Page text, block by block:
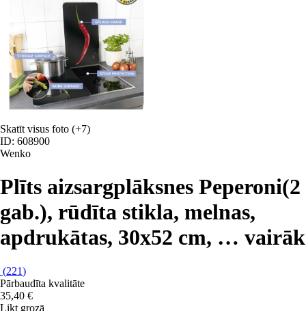
Skatīt visus foto (+7)
ID: 608900
Wenko
Plīts aizsargplāksnes Peperoni(2
gab.), rūdīta stikla, melnas,
apdrukātas, 30x52 cm, … vairāk
(221)
Pārbaudīta kvalitāte
35,40 €
Likt grozā